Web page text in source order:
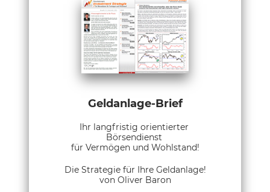
Geldanlage-Brief
Ihr langfristig orientierter
Börsendienst
für Vermögen und Wohlstand!
Die Strategie für Ihre Geldanlage!
von Oliver Baron